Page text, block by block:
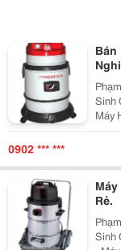
Bán
Sinh
Máy
19
0902 *** ***
Rẻ.
Sinh